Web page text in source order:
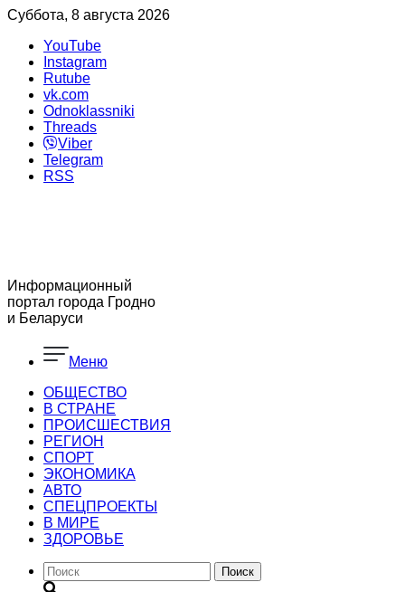
Суббота, 8 августа 2026
YouTube
Instagram
Rutube
vk.com
Odnoklassniki
Threads
Viber
Telegram
RSS
Информационный
портал города Гродно
и Беларуси
Меню
ОБЩЕСТВО
В СТРАНЕ
ПРОИСШЕСТВИЯ
РЕГИОН
CПОРТ
ЭКОНОМИКА
АВТО
СПЕЦПРОЕКТЫ
В МИРЕ
ЗДОРОВЬЕ
Поиск